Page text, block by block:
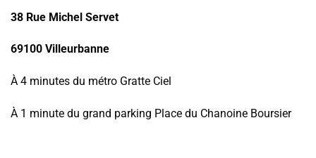
38 Rue Michel Servet
69100 Villeurbanne
À 4 minutes du métro Gratte Ciel
À 1 minute du grand parking Place du Chanoine Boursier